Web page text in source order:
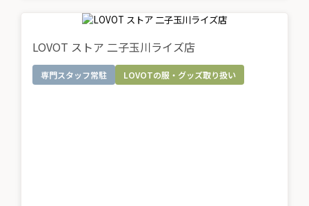
LOVOT ストア 二子玉川ライズ店
専門スタッフ常駐 LOVOTの服・グッズ取り扱い